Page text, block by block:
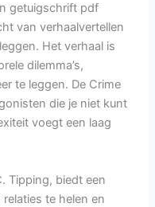
getuigschrift pdf
van verhaalvertellen
Het verhaal is
dilemma’s,
te leggen. De Crime
die je niet kunt
voegt een laag
Tipping, biedt een
te helen en